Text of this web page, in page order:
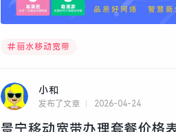
丽水移动宽带
小和
发布了文章 2026-04-24
景宁移动宽带办理套餐价格